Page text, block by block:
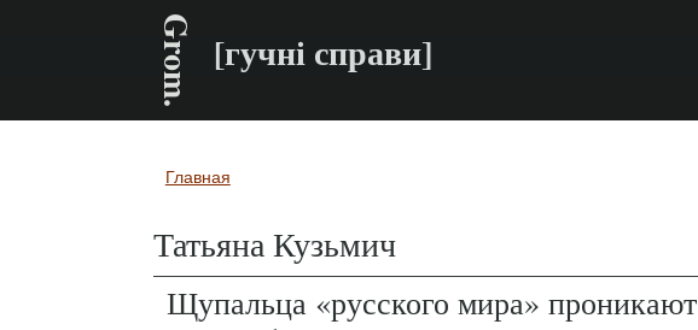
Grom. [гучні справи]
Вы здесь
Главная
Татьяна Кузьмич
Щупальца «русского мира» проникают